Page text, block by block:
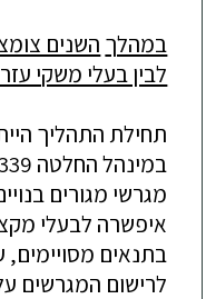
במהלך השנים
לבין בעלי משקי
תחילת
מגרשי מגורים
איפשרה לבעלי
בתנאים מסויימים,
לרישום המגרשים